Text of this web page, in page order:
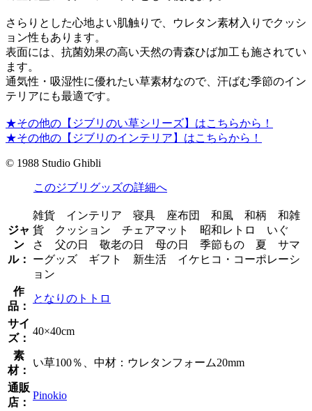
さらりとした心地よい肌触りで、ウレタン素材入りでクッシ
ョン性もあります。
表面には、抗菌効果の高い天然の青森ひば加工も施されてい
ます。
通気性・吸湿性に優れたい草素材なので、汗ばむ季節のイン
テリアにも最適です。
★その他の【ジブリのい草シリーズ】はこちらから！
★その他の【ジブリのインテリア】はこちらから！
© 1988 Studio Ghibli
このジブリグッズの詳細へ
ジャ
ン
ル：
雑貨 インテリア 寝具 座布団 和風 和柄 和雑
貨 クッション チェアマット 昭和レトロ いぐ
さ 父の日 敬老の日 母の日 季節もの 夏 サマ
ーグッズ ギフト 新生活 イケヒコ・コーポレーシ
ョン
作
品：
となりのトトロ
サイ
ズ：
40×40cm
素
材：
い草100％、中材：ウレタンフォーム20mm
通販
店：
Pinokio